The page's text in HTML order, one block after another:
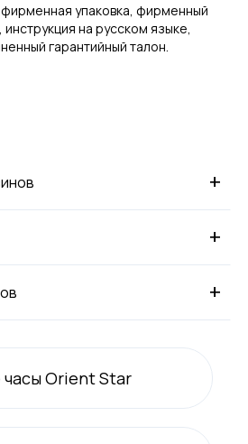
упаковка, фирменный
инструкция на русском языке,
гарантийный талон.
+
+
+
часы Orient Star